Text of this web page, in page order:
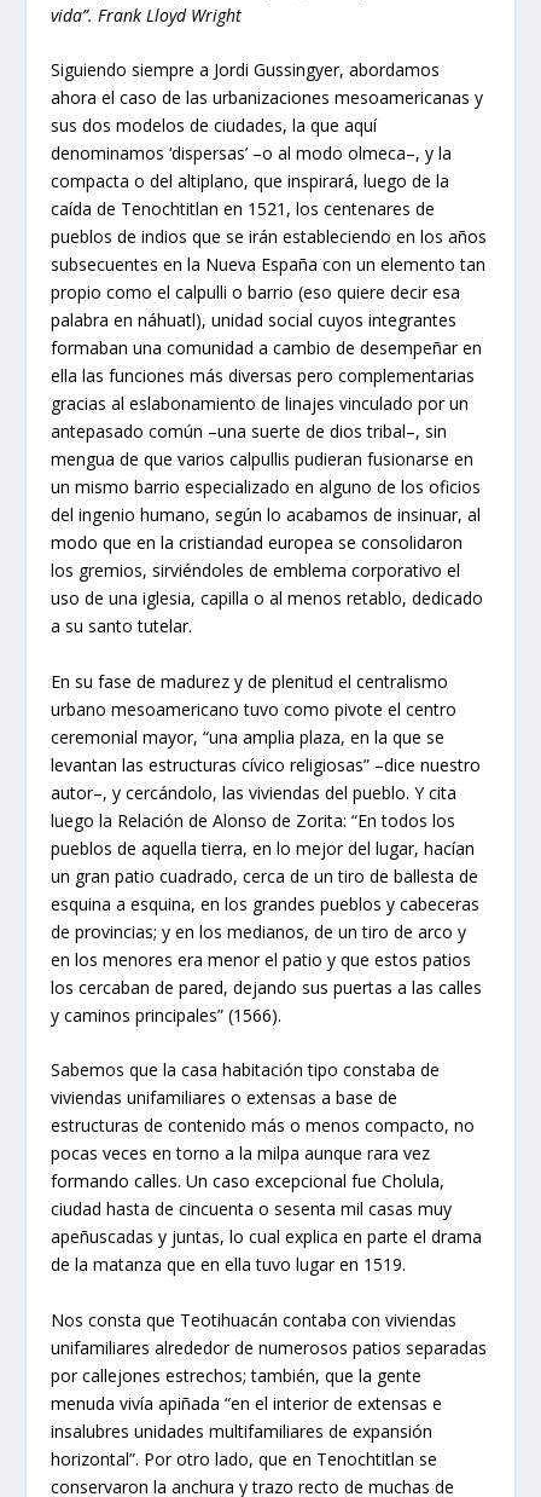
vida”.Frank Lloyd Wright
Siguiendo siempre a Jordi Gussingyer, abordamos
ahora el caso de las urbanizaciones mesoamericanas y
sus dos modelos de ciudades, la que aquí
denominamos ‘dispersas’ –o al modo olmeca–, y la
compacta o del altiplano, que inspirará, luego de la
caída de Tenochtitlan en 1521, los centenares de
pueblos de indios que se irán estableciendo en los años
subsecuentes en la Nueva España con un elemento tan
propio como el calpulli o barrio (eso quiere decir esa
palabra en náhuatl), unidad social cuyos integrantes
formaban una comunidad a cambio de desempeñar en
ella las funciones más diversas pero complementarias
gracias al eslabonamiento de linajes vinculado por un
antepasado común –una suerte de dios tribal–, sin
mengua de que varios calpullis pudieran fusionarse en
un mismo barrio especializado en alguno de los oficios
del ingenio humano, según lo acabamos de insinuar, al
modo que en la cristiandad europea se consolidaron
los gremios, sirviéndoles de emblema corporativo el
uso de una iglesia, capilla o al menos retablo, dedicado
a su santo tutelar.
En su fase de madurez y de plenitud el centralismo
urbano mesoamericano tuvo como pivote el centro
ceremonial mayor, “una amplia plaza, en la que se
levantan las estructuras cívico religiosas” –dice nuestro
autor–, y cercándolo, las viviendas del pueblo. Y cita
luego la Relación de Alonso de Zorita: “En todos los
pueblos de aquella tierra, en lo mejor del lugar, hacían
un gran patio cuadrado, cerca de un tiro de ballesta de
esquina a esquina, en los grandes pueblos y cabeceras
de provincias; y en los medianos, de un tiro de arco y
en los menores era menor el patio y que estos patios
los cercaban de pared, dejando sus puertas a las calles
y caminos principales” (1566).
Sabemos que la casa habitación tipo constaba de
viviendas unifamiliares o extensas a base de
estructuras de contenido más o menos compacto, no
pocas veces en torno a la milpa aunque rara vez
formando calles. Un caso excepcional fue Cholula,
ciudad hasta de cincuenta o sesenta mil casas muy
apeñuscadas y juntas, lo cual explica en parte el drama
de la matanza que en ella tuvo lugar en 1519.
Nos consta que Teotihuacán contaba con viviendas
unifamiliares alrededor de numerosos patios separadas
por callejones estrechos; también, que la gente
menuda vivía apiñada “en el interior de extensas e
insalubres unidades multifamiliares de expansión
horizontal”. Por otro lado, que en Tenochtitlan se
conservaron la anchura y trazo recto de muchas de